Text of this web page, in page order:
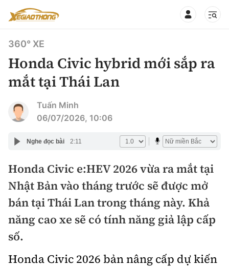
360° xe
Chính sách
Hạ tầng phương tiện
Góc nhìn
Tâm điểm
Xe du lịch
Xe chuyên dụng
Xe máy
Đánh giá xe
Đánh giá xe mới
So sánh
Lái mới
Tư vấn sử dụng
Chọn xe
Bảo hiểm xe
Sản phẩm bảo hiểm
360° XE
Honda Civic hybrid mới sắp ra
mắt tại Thái Lan
Tuấn Minh
06/07/2026, 10:06
Nghe đọc bài 2:11
Honda Civic e:HEV 2026 vừa ra mắt tại
Nhật Bản vào tháng trước sẽ được mở
bán tại Thái Lan trong tháng này. Khả
năng cao xe sẽ có tính năng giả lập cấp
số.
Honda Civic 2026 bản nâng cấp dự kiến